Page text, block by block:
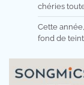
chéries
Cette
fond de teint